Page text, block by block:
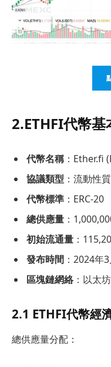
2.ETHFI代幣基
代幣名稱 ：Ether.fi
協議類型 ：流動性
代幣標準 ：ERC-20
總供應量 ：
初始流通量 ：
發布時間 ：2024年3
區塊鏈網絡 ：以太
2.1 ETHFI代幣經
總供應量分配：